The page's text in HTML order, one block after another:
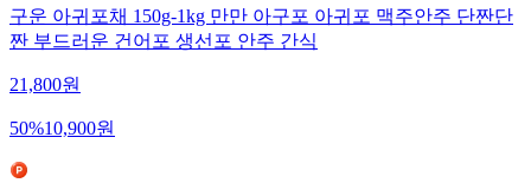
구운 아귀포채 150g-1kg 만만 아구포 아귀포 맥주안주 단짠단
짠 부드러운 건어포 생선포 안주 간식
21,800원
50%10,900원